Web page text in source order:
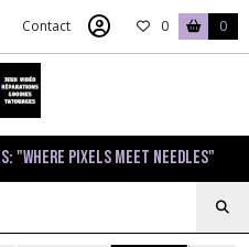
Contact 0 0
"Where pixels meet needles"